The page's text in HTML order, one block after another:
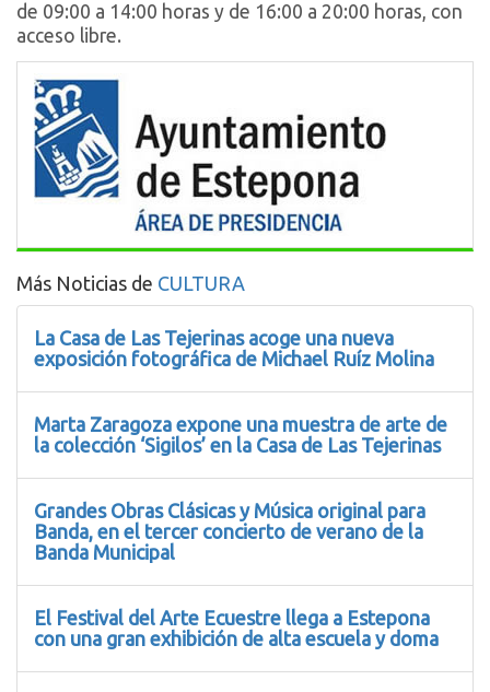
de 09:00 a 14:00 horas y de 16:00 a 20:00 horas, con
acceso libre.
Más Noticias de CULTURA
La Casa de Las Tejerinas acoge una nueva
exposición fotográfica de Michael Ruíz Molina
Marta Zaragoza expone una muestra de arte de
la colección ‘Sigilos’ en la Casa de Las Tejerinas
Grandes Obras Clásicas y Música original para
Banda, en el tercer concierto de verano de la
Banda Municipal
El Festival del Arte Ecuestre llega a Estepona
con una gran exhibición de alta escuela y doma